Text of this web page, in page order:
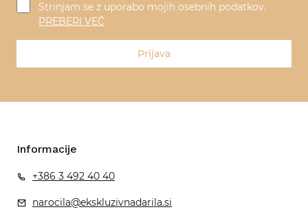
Strinjam se z uporabo mojih osebnih podatkov.
PREBERI VEČ
Prijava
Informacije
+386 3 492 40 40
narocila@ekskluzivnadarila.si